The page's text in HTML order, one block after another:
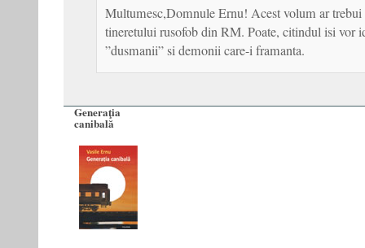
Multumesc,Domnule Ernu! Acest volum ar trebui
tineretului rusofob din RM. Poate, citindul isi vor
”dusmanii” si demonii care-i framanta.
Generaţia
canibală